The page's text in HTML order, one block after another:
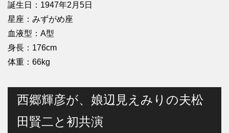
誕生日：1947年2月5日
星座：みずがめ座
血液型：A型
身長：176cm
体重：66kg
西郷輝彦が、娘辺見えみりの夫松
田賢二と初共演